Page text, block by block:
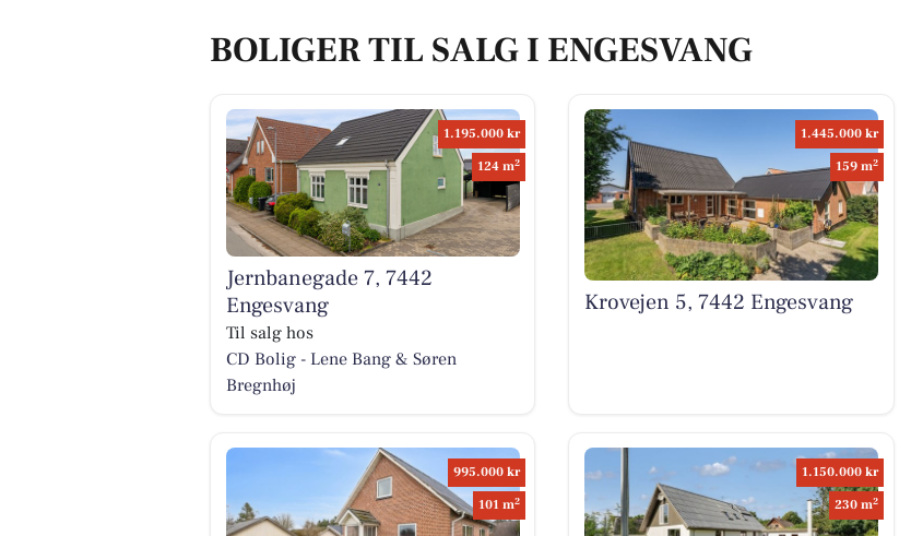
BOLIGER TIL SALG I ENGESVANG
1.195.000 kr
124 m2
Jernbanegade 7, 7442
Engesvang
Til salg hos
CD Bolig - Lene Bang & Søren
Bregnhøj
1.445.000 kr
159 m2
Krovejen 5, 7442 Engesvang
995.000 kr
101 m2
1.150.000 kr
230 m2